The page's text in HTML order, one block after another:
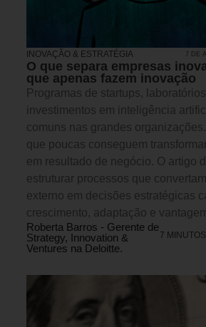
INOVAÇÃO & ESTRATÉGIA 7 DE
O que separa empresas
que apenas fazem inovação
Programas de startups,
investimentos em inteligência
comuns nas grandes
que poucas conseguem
em resultado de negócio. O artigo
estruturar processos que
externo em decisões estratégicas
crescimento, adaptação e
Roberta Barros - Gerente de
Strategy, Innovation &
Ventures na Deloitte.
7